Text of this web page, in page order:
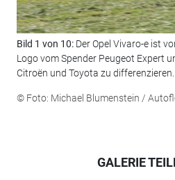
Bild 1 von 10: Der Opel Vivaro-e ist
Logo vom Spender Peugeot Expert
Citroën und Toyota zu differenzieren.
© Foto: Michael Blumenstein /
GALERIE